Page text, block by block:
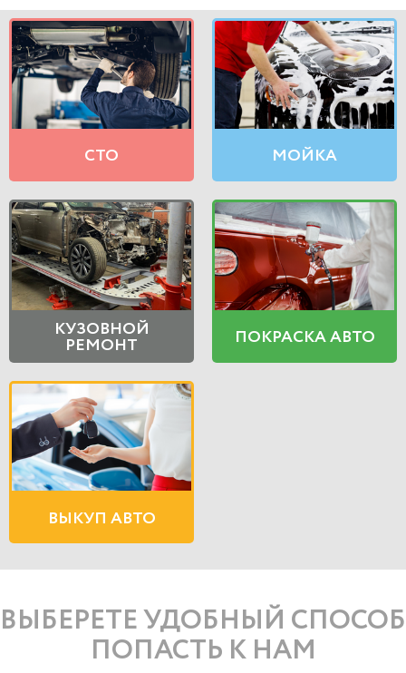
СТО МОЙКА
КУЗОВНОЙ
РЕМОНТ ПОКРАСКА АВТО
ВЫКУП АВТО
ВЫБЕРЕТЕ УДОБНЫЙ СПОСОБ
ПОПАСТЬ К НАМ